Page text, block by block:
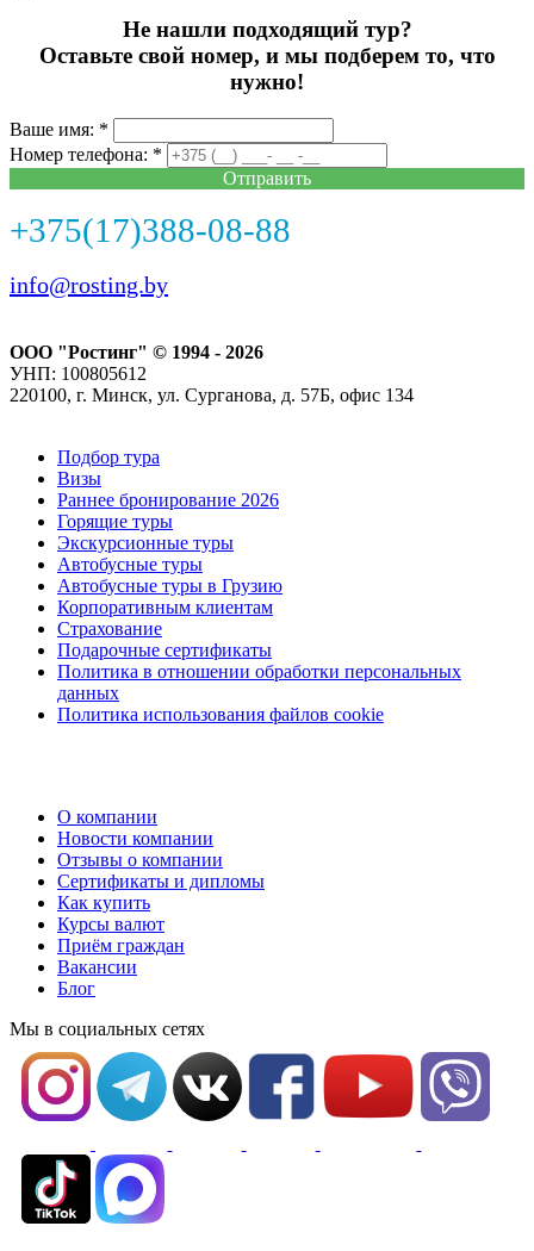
Не нашли подходящий тур?
Оставьте свой номер, и мы подберем то, что
нужно!
Ваше имя: *
Номер телефона: *
Отправить
+375(17)388-08-88
info@rosting.by
ООО "Ростинг" © 1994 - 2026
УНП: 100805612
220100, г. Минск, ул. Сурганова, д. 57Б, офис 134
Подбор тура
Визы
Раннее бронирование 2026
Горящие туры
Экскурсионные туры
Автобусные туры
Автобусные туры в Грузию
Корпоративным клиентам
Страхование
Подарочные сертификаты
Политика в отношении обработки персональных
данных
Политика использования файлов cookie
О компании
Новости компании
Отзывы о компании
Сертификаты и дипломы
Как купить
Курсы валют
Приём граждан
Вакансии
Блог
Мы в социальных сетях